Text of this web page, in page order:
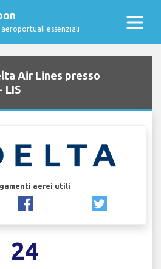
essenziali
Air Lines presso
LIS
aerei utili
24